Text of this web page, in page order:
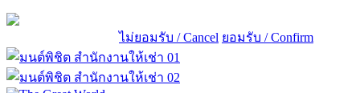
ไม่ยอมรับ / Cancel ยอมรับ / Confirm